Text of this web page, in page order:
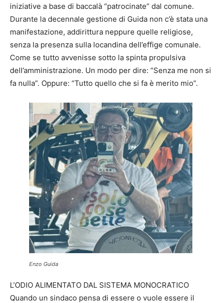
iniziative a base di baccalà “patrocinate” dal comune.
Durante la decennale gestione di Guida non c’è stata una
manifestazione, addirittura neppure quelle religiose,
senza la presenza sulla locandina dell’effige comunale.
Come se tutto avvenisse sotto la spinta propulsiva
dell’amministrazione. Un modo per dire: “Senza me non si
fa nulla”. Oppure: “Tutto quello che si fa è merito mio”.
Enzo Guida
L’ODIO ALIMENTATO DAL SISTEMA MONOCRATICO
Quando un sindaco pensa di essere o vuole essere il